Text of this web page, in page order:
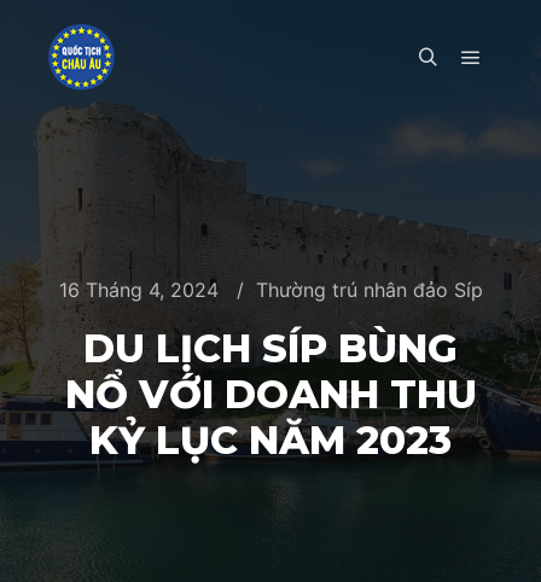
16 Tháng 4, 2024 Thường trú nhân đảo Síp
DU LỊCH SÍP BÙNG
NỔ VỚI DOANH THU
KỶ LỤC NĂM 2023